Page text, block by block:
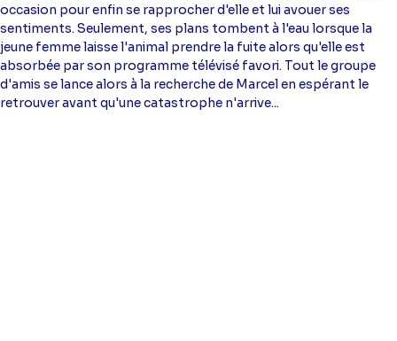
occasion pour enfin se rapprocher d'elle et lui avouer ses
sentiments. Seulement, ses plans tombent à l'eau lorsque la
jeune femme laisse l'animal prendre la fuite alors qu'elle est
absorbée par son programme télévisé favori. Tout le groupe
d'amis se lance alors à la recherche de Marcel en espérant le
retrouver avant qu'une catastrophe n'arrive...